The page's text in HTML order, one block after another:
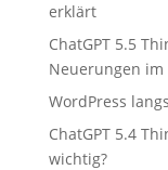
erklärt
ChatGPT 5.5
Neuerungen
WordPress
ChatGPT 5.4
wichtig?